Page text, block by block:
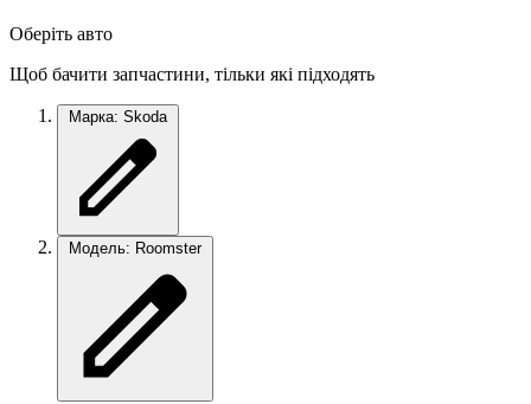
Оберіть авто
Щоб бачити запчастини, тільки які підходять
Марка: Skoda
Модель: Roomster